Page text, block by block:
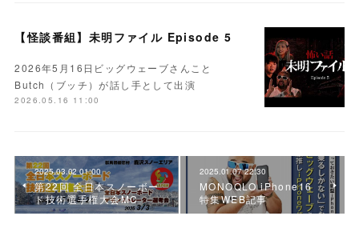
【怪談番組】未明ファイル Episode 5
2026年5月16日ビッグウェーブさんこと
Butch（ブッチ）が話し手として出演
2026.05.16 11:00
2025.03.02 01:00
第22回 全日本スノーボー
ド技術選手権大会MC
2025.01.07 22:30
MONOQLO iPhone16
特集WEB記事